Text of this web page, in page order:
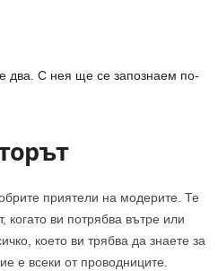
два. С нея ще се запознаем по-
приятели на модерите. Те
когато ви потрябва вътре или
което ви трябва да знаете за
е всеки от проводниците.